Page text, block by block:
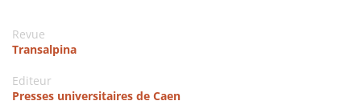
Revue
Transalpina
Editeur
Presses universitaires de Caen